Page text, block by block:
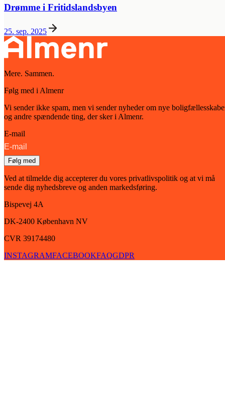
Drømme i Fritidslandsbyen
25. sep. 2025
Mere. Sammen.
Følg med i Almenr
Vi sender ikke spam, men vi sender nyheder om nye
og andre spændende ting, der sker i Almenr.
E-mail
Følg med
Ved at tilmelde dig accepterer du vores privatlivspolitik og at vi må
sende dig nyhedsbreve og anden markedsføring.
Bispevej 4A
DK-2400 København NV
CVR 39174480
INSTAGRAMFACEBOOKFAQGDPR